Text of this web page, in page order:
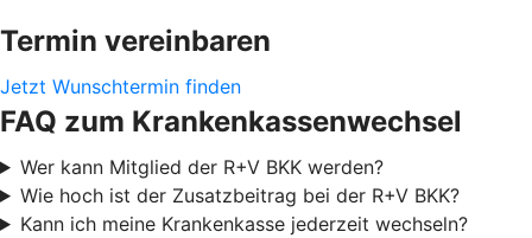
Termin vereinbaren
Jetzt Wunschtermin finden
FAQ zum Krankenkassenwechsel
Wer kann Mitglied der R+V BKK werden?
Wie hoch ist der Zusatzbeitrag bei der R+V BKK?
Kann ich meine Krankenkasse jederzeit wechseln?